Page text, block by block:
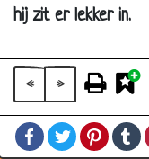
hij zit er lekker in.
« »
FacebookTwitter
29 Oct 2002
28 Oct 2002
23 Oct 2002